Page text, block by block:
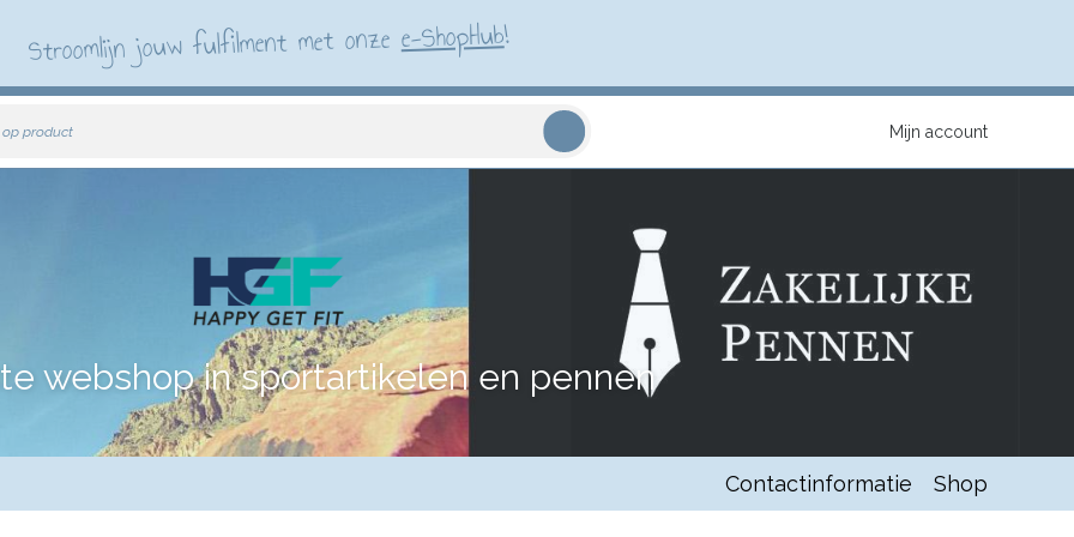
Stroomlijn jouw fulfilment met onzee-ShopHub!
op product Mijn account
webshop in sportartikelen en pennen
Contactinformatie Shop